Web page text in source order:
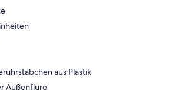
aus Plastik
Außenflure